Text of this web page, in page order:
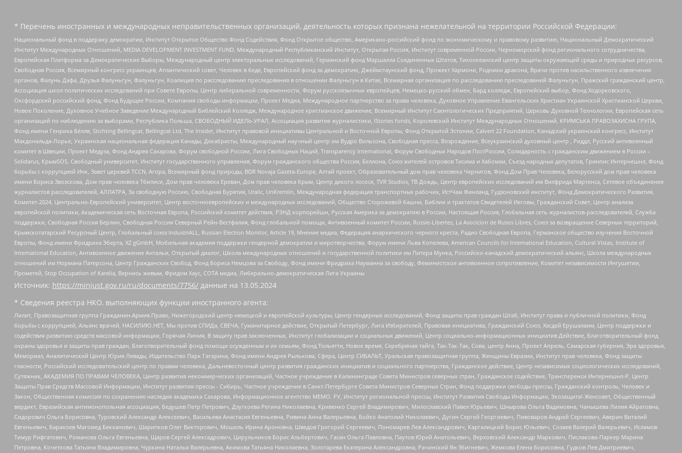
* Перечень иностранных и международных неправительственных организаций, деятельность которых признана нежелательной на территории Российской Федерации:
Национальный фонд в поддержку демократии, Институт Открытое Общество Фонд Содействия, Фонд Открытое общество, Американо-российский фонд по экономическому и правовому развитию, Национальный Демократический
Институт Международных Отношений, MEDIA DEVELOPMENT INVESTMENT FUND, Международный Республиканский Институт, Открытая Россия, Институт современной России, Черноморский фонд регионального сотрудничества,
Европейская Платформа за Демократические Выборы, Международный центр электоральных исследований, Германский фонд Маршалла Соединенных Штатов, Тихоокеанский центр защиты окружающей среды и природных ресурсов,
Свободная Россия, Всемирный конгресс украинцев, Атлантический совет, Человек в беде, Европейский фонд за демократию, Джеймстаунский фонд, Прожект Хармони, Родники дракона, Врачи против насильственного извлечения
органов, Фалунь Дафа, Друзья Фалуньгун, Фалуньгун, Коалиция по расследованию преследования в отношении Фалуньгун в Китае, Всемирная организация по расследованию преследований Фалуньгун, Пражский гражданский центр,
Ассоциация школ политических исследований при Совете Европы, Центр либеральной современности, Форум русскоязычных европейцев, Немецко-русский обмен, Бард колледж, Европейский выбор, Фонд Ходорковского,
Оксфордский российский фонд, Фонд Будущее России, Компания свободы информации, Проект Медиа, Международное партнерство за права человека, Духовное Управление Евангельских Христиан Украинской Христианской Церкви,
Новое Поколение, Духовное Учебное Заведение Международный Библейский Колледж, Международное христианское движение, Всемирный Институт Саентологических Предприятий, Церковь Духовной Технологии, Европейская сеть
организаций по наблюдению за выборами, Республика Польша, СВОБОДНЫЙ ИДЕЛЬ-УРАЛ, Ассоциация развития журналистики, IStories fonds, Королевский Институт Международных Отношений, КРИМСЬКА ПРАВОЗАХИСНА ГРУПА,
Фонд имени Генриха Бёлля, Stichting Bellingcat, Bellingcat Ltd, The Insider, Институт правовой инициативы Центральной и Восточной Европы, Фонд Открытой Эстонии, Calvert 22 Foundation, Канадский украинский конгресс, Институт
Макдональда-Лорье, Украинская национальная федерация Канады, Декабристы, Международный научный центр им Вудро Вильсона, Свободная пресса, Возрождение, Всеукраинский духовный центр , Риддл, Русский антивоенный
комитет в Швеции, Проект Медуза, Фонд Андрея Сахарова, Форум свободной России, Лига Свободных Наций, Transparеncy International, Форум Свободных Народов ПостРоссии, Солидарность с гражданским движением в России –
Solidarus, КрымSOS, Свободный университет, Институт государственного управления, Форум гражданского общества Россия, Беллона, Союз жителей островов Тисима и Хабомаи, Съезд народных депутатов, Гринпис Интернешнл, Фонд
борьбы с коррупцией Инк, Завет церквей TCCN, Агора, Всемирный фонд природы, BDR Novaja Gazeta-Europe, Алтай проект, Образовательный дом прав человека Чернигов, Фонд Дом Прав Человека, Белорусский дом прав человека
имени Бориса Звозскова, Дом прав человека Тбилиси, Дом прав человека Ереван, Дом прав человека Крым, Центр дикого лосося, TVR Studios, ТВ Дождь, Центр европейских исследований им Вилфрида Мартенса, Сетевое объединение
журналистов расследователей, АЛЛАТРА, За свободную Россию, Свободная Бурятия, Uralic, UnKremlin, Международная федерация транспортных рабочих, ИстЧам Финланд, Гудзоновский институт, Фонд Демократического Развития,
Комитет-2024, Центрально-Европейский университет, Центр восточноевропейских и международных исследований, Общество Сторожевой башни, Библии и трактатов Свидетелей Иеговы, Гражданский Совет, Центр анализа
европейской политики, Академическая сеть Восточная Европа, Российский комитет действия, РЭНД корпорейшн, Русская Америка за демократию в России, Настоящая Россия, Глобальная сеть журналистов-расследователей, Служба
поддержки, Свободная Россия Берлин, Свободная Россия Северный Рейн-Вестфалия, Фонд глобальной помощи, Антивоенный комитет России, Russie-Libertes, La Asocicion de Rusos Libres, Союз за возвращение Северных территорий,
Крымскотатарский Ресурсный Центр, Глобальный союз IndustriALL, Russian Election Monitor, Article 19, Мнение медиа, Федерация анархического черного креста, Радио Свободная Европа, Германское общество изучения Восточной
Европы, Фонд имени Фридриха Эберта, XZ gGmbH, Мобильная академия поддержки гендерной демократии и миротворчества, Форум имени Льва Копелева, American Councils for International Education, Cultural Vistas, Institute of
International Education, Антивоенное движение Антальи, Открытый диалог, Школа международных отношений и государственной политики им Питера Мунка, Российско-канадский демократический альянс, Школа международных
отношений им Нормана Патерсона, Центр Гражданских Свобод, Фонд Бориса Немцова за Свободу, Фонд имени Фридриха Науманна за свободу, Феминистское антивоенное сопротивление, Комитет независимости Ингушетии,
Прометей, Stop Occupation of Karelia, Вернись живым, Фридом Хаус, СОТА медиа, Либерально-демократическая Лига Украины
Источник: https://minjust.gov.ru/ru/documents/7756/ данные на 13.05.2024
* Сведения реестра НКО, выполняющих функции иностранного агента:
Лилит, Правозащитная группа Гражданин.Армия.Право, Нижегородский центр немецкой и европейской культуры, Центр гендерных исследований, Фонд защиты прав граждан Штаб, Институт права и публичной политики, Фонд
борьбы с коррупцией, Альянс врачей, НАСИЛИЮ.НЕТ, Мы против СПИДа, СВЕЧА, Гуманитарное действие, Открытый Петербург, Лига Избирателей, Правовая инициатива, Гражданский Союз, Хасдей Ерушалаим, Центр поддержки и
содействия развитию средств массовой информации, Горячая Линия, В защиту прав заключенных, Институт глобализации и социальных движений, Центр социально-информационных инициатив Действие, Благотворительный фонд
охраны здоровья и защиты прав граждан, Благотворительный фонд помощи осужденным и их семьям, Фонд Тольятти, Новое время, Серебряная тайга, Так-Так-Так, Сова, центр Анна, Проект Апрель, Самарская губерния, Эра здоровья,
Мемориал, Аналитический Центр Юрия Левады, Издательство Парк Гагарина, Фонд имени Андрея Рылькова, Сфера, Центр СИБАЛЬТ, Уральская правозащитная группа, Женщины Евразии, Институт прав человека, Фонд защиты
гласности, Российский исследовательский центр по правам человека, Дальневосточный центр развития гражданских инициатив и социального партнерства, Гражданское действие, Центр независимых социологических исследований,
Сутяжник, АКАДЕМИЯ ПО ПРАВАМ ЧЕЛОВЕКА, Центр развития некоммерческих организаций, Частное учреждение в Калининграде Совета Министров северных стран, Гражданское содействие, Трансперенси Интернешнл-Р, Центр
Защиты Прав Средств Массовой Информации, Институт развития прессы - Сибирь, Частное учреждение в Санкт-Петербурге Совета Министров Северных Стран, Фонд поддержки свободы прессы, Гражданский контроль, Человек и
Закон, Общественная комиссия по сохранению наследия академика Сахарова, Информационное агентство МЕМО. РУ, Институт региональной прессы, Институт Развития Свободы Информации, Экозащита!-Женсовет, Общественный
вердикт, Евразийская антимонопольная ассоциация, Бедушев Петр Петрович, Дзугкоева Регина Николаевна, Кривенко Сергей Владимирович, Милославский Павел Юрьевич, Шнырова Ольга Вадимовна, Чанышева Лилия Айратовна,
Сидорович Ольга Борисовна, Туровский Александр Алексеевич, Васильева Анастасия Евгеньевна, Ривина Анна Валерьевна, Бойко Анатолий Николаевич, Дугин Сергей Георгиевич, Пивоваров Андрей Сергеевич, Аверин Виталий
Евгеньевич, Барахоев Магомед Бекханович, Шарипков Олег Викторович, Мошель Ирина Ароновна, Шведов Григорий Сергеевич, Пономарев Лев Александрович, Каргалицкий Борис Юльевич, Созаев Валерий Валерьевич, Исламов
Тимур Рифгатович, Романова Ольга Евгеньевна, Щаров Сергей Алексадрович, Цирульников Борис Альбертович, Гасан Ольга Павловна, Паутов Юрий Анатольевич, Верховский Александр Маркович, Пислакова-Паркер Марина
Петровна, Кочеткова Татьяна Владимировна, Чуркина Наталья Валерьевна, Акимова Татьяна Николаевна, Золотарева Екатерина Александровна, Рачинский Ян Збигневич, Жемкова Елена Борисовна, Гудков Лев Дмитриевич,